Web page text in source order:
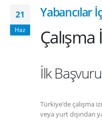
21
Haz
Yabancılar
İlk Başvuru
Türkiye’de çalışma
veya yurt dışından